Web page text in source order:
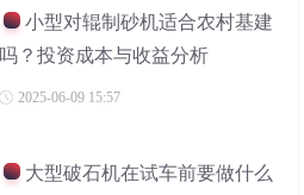
小型对辊制砂机适合农村基建
吗？投资成本与收益分析
2025-06-09 15:57
大型破石机在试车前要做什么